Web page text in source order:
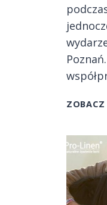
ZOBACZ